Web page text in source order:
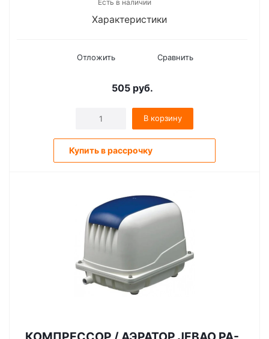
Есть в наличии
Характеристики
Отложить Сравнить
505 руб.
В корзину
Купить в рассрочку